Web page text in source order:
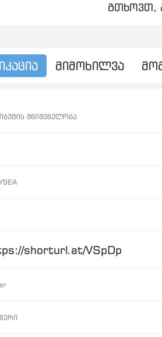
გთხოვთ,
მიმოხილვა
მნიშვნელობა
shorturl.at/VSpDp